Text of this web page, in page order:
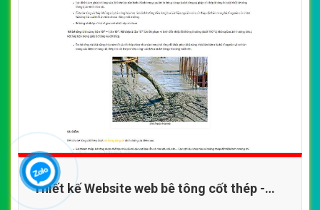
Thiết kế Website web bê tông cốt thép -